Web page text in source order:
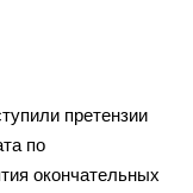
претензии
по
окончательных